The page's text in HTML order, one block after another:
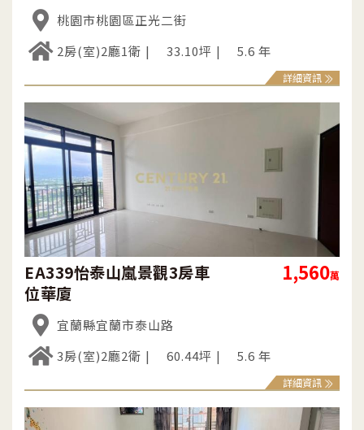
桃園市桃園區正光二街
2房(室)2廳1衛
33.10坪 5.6 年
詳細資訊
EA339怡泰山嵐景觀3房車
位華廈
1,560萬
宜蘭縣宜蘭市泰山路
3房(室)2廳2衛
60.44坪 5.6 年
詳細資訊